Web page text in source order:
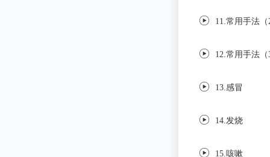
11.常用手法（
12.常用手法（
13.感冒
14.发烧
15.咳嗽